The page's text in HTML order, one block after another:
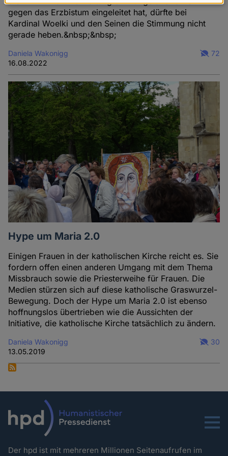
gegen das Erzbistum eingeleitet hat, dürfte bei
Kardinal Woelki und den Seinen die Stimmung nicht
gerade heben.&nbsp;&nbsp;
Daniela Wakonigg
16.08.2022
72
Hype um Maria 2.0
Einigen Frauen in der katholischen Kirche reicht es. Sie
fordern offen einen anderen Umgang mit dem Thema
Missbrauch sowie die Priesterweihe für Frauen. Die
Medien stürzen sich auf diese katholische Graswurzel-
Bewegung. Doch der Hype um Maria 2.0 ist ebenso
hoffnungslos übertrieben wie die Aussichten der
Initiative, die katholische Kirche tatsächlich zu ändern.
Daniela Wakonigg
13.05.2019
30
Menu
Der hpd ist mit mehreren Millionen Seitenaufrufen im
Daten
und
Cookies